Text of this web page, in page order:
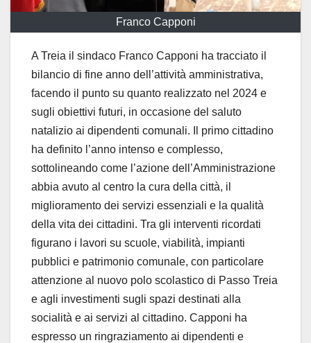
Franco Capponi
A Treia il sindaco Franco Capponi ha tracciato il
bilancio di fine anno dell’attività amministrativa,
facendo il punto su quanto realizzato nel 2024 e
sugli obiettivi futuri, in occasione del saluto
natalizio ai dipendenti comunali. Il primo cittadino
ha definito l’anno intenso e complesso,
sottolineando come l’azione dell’Amministrazione
abbia avuto al centro la cura della città, il
miglioramento dei servizi essenziali e la qualità
della vita dei cittadini. Tra gli interventi ricordati
figurano i lavori su scuole, viabilità, impianti
pubblici e patrimonio comunale, con particolare
attenzione al nuovo polo scolastico di Passo Treia
e agli investimenti sugli spazi destinati alla
socialità e ai servizi al cittadino. Capponi ha
espresso un ringraziamento ai dipendenti e